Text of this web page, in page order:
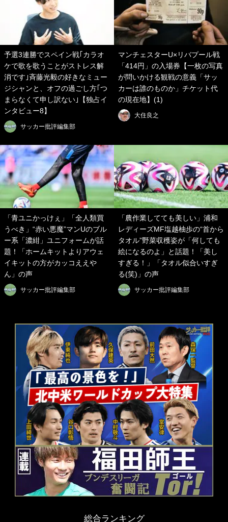
予選3連勝でスペイン戦｢カラオ
ケで歌を歌うことがストレス解
消です｣斉藤光毅の好きなミュー
ジシャンと、オフの過ごし方｢つ
まらなくて申し訳ない｣【独占イ
ンタビュー8】
サッカー批評編集部
マンチェスターU×リバプール戦
「414円」の入場券【一枚の写真
が問いかける観戦の意義「サッ
カーは誰のものか」チケット代
の現在地】(1)
大住良之
「青ユニかっけぇ」「全人類買
うべき」“赤い悪魔”マンUのブル
ー系「濃紺」ユニフォームが話
題！「ホームキットよりアウェ
イキットの方がカッコええや
ん」の声
サッカー批評編集部
「農作業してても美しい」浦和
レディーズMF塩越柚歩の“首から
タオル”野菜収穫姿が「何しても
絵になるのよ」と話題！「美し
すぎる！」「タオル似合いすぎ
る(笑)」の声
サッカー批評編集部
総合ランキング